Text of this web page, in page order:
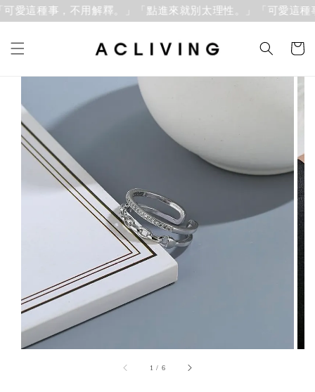
這種事，不用解釋。」 「點進來就別太理性。」「可愛這種
1 / 6